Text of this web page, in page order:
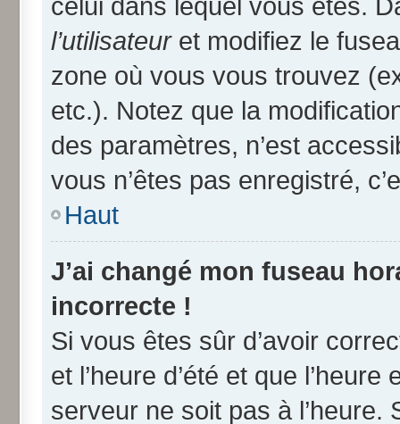
l’utilisateuret modifiez le
zone où vous vous trouvez
etc.). Notez que la
des paramètres, n’est
vous n’êtes pas enregistré,
Haut
J’ai changé mon fuseau
incorrecte !
Si vous êtes sûr d’avoir
et l’heure d’été et que
serveur ne soit pas à l’heure.